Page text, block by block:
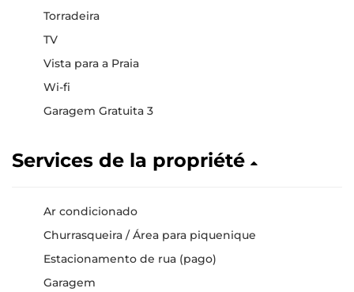
Torradeira
TV
Vista para a Praia
Wi-fi
Garagem Gratuita 3
Services de la propriété
Ar condicionado
Churrasqueira / Área para piquenique
Estacionamento de rua (pago)
Garagem